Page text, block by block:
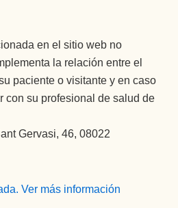
en el sitio web no
la relación entre el
paciente o visitante y en caso
con su profesional de salud de
Gervasi, 46, 08022